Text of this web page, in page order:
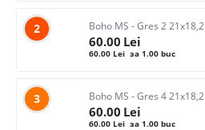
2 Boho MS - Gres 2 21x18,2
60.00 Lei
60.00 Lei за 1.00 buc
3 Boho MS - Gres 4 21x18,2
60.00 Lei
60.00 Lei за 1.00 buc